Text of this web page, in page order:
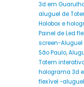
3d em
aluguel de
Holobox e
Painel de Led
screen-Aluguel
São Paulo,
Totem
holograma 3d
flexível -